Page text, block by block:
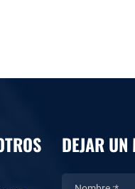
DEJAR UN